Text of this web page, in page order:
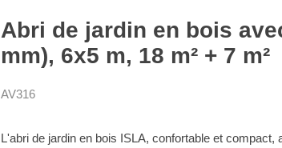
Abri de jardin en bois
mm), 6x5 m, 18 m² + 7 m²
AV316
L'abri de jardin en bois ISLA, confortable et compact,